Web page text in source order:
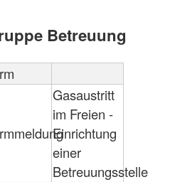
Betreuung
Gasaustritt
im Freien -
Einrichtung
einer
Betreuungsstelle